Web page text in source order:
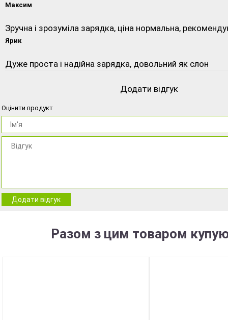
Максим
Зручна і зрозуміла зарядка, ціна нормальна,
Ярик
Дуже проста і надійна зарядка, довольний як слон
Додати відгук
Оцінити продукт
Додати відгук
Разом з цим товаром